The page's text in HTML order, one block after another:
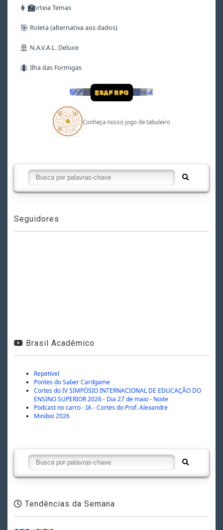
👩‍🏫Sorteia Temas
🎯 Roleta (alternativa aos dados)
🚢 N.A.V.A.L. Deluxe
🐜 Ilha das Formigas
🤡 🗡🪄 ESAF RPG 👹📜🦼
Conheça nosso jogo de tabuleiro
Seguidores
Brasil Acadêmico
Repetível
Pontes do Saber Cardgame
Cortes do IV SIMPÓSIO INTERNACIONAL DE EDUCAÇÃO DO
ENSINO SUPERIOR 2026 - Dia 27 de maio - Noite
Podcast no carro - IA - Cortes do Prof. Alexandre
Minibio 2026
Tendências da Semana